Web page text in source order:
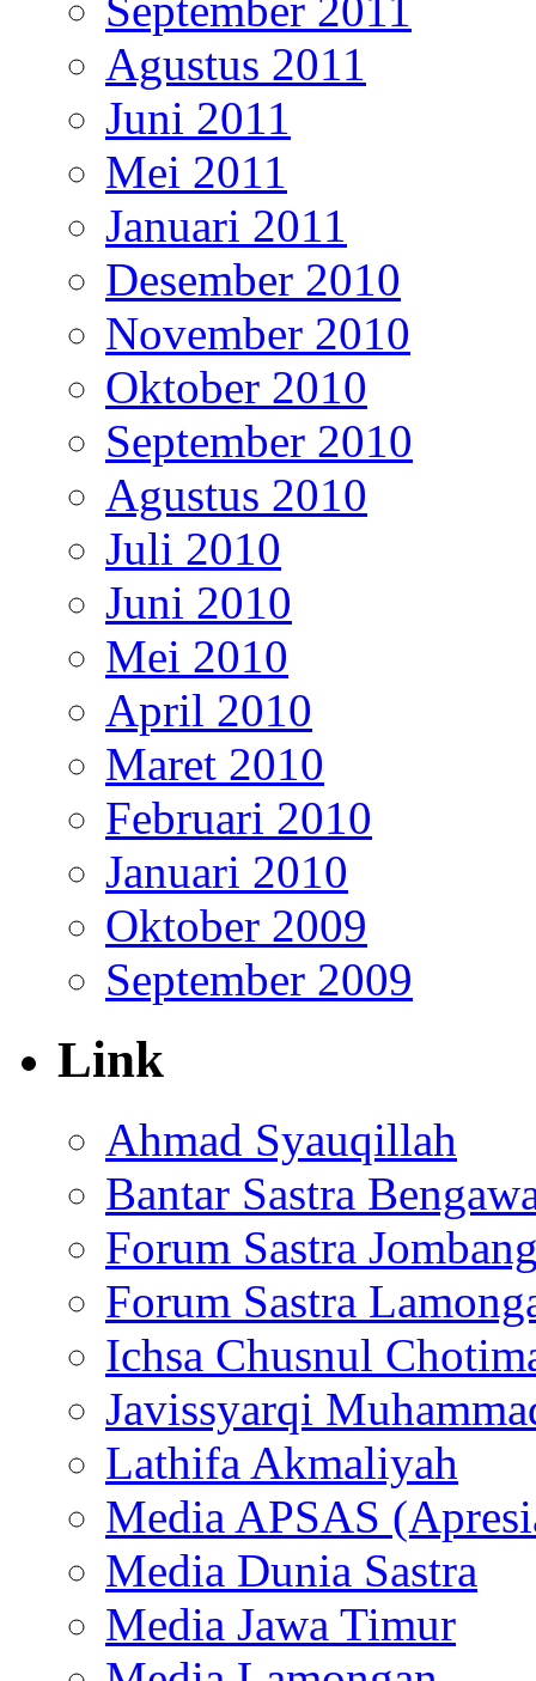
Agustus 2011
Juni 2011
Mei 2011
Januari 2011
Desember 2010
November 2010
Oktober 2010
September 2010
Agustus 2010
Juli 2010
Juni 2010
Mei 2010
April 2010
Maret 2010
Februari 2010
Januari 2010
Oktober 2009
September 2009
Link
Ahmad Syauqillah
Bantar Sastra
Forum Sastra
Forum Sastra
Ichsa Chusnul
Javissyarqi
Lathifa Akmaliyah
Media APSAS
Media Dunia Sastra
Media Jawa Timur